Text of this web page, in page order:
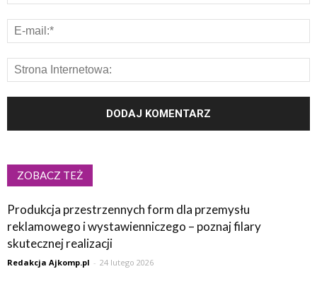
ZOBACZ TEŻ
Produkcja przestrzennych form dla przemysłu
reklamowego i wystawienniczego – poznaj filary
skutecznej realizacji
Redakcja Ajkomp.pl - 24 lutego 2026